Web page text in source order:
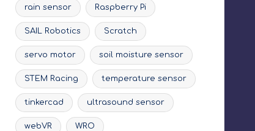
rain sensor Raspberry Pi
SAIL Robotics Scratch
servo motor soil moisture sensor
STEM Racing temperature sensor
tinkercad ultrasound sensor
webVR WRO